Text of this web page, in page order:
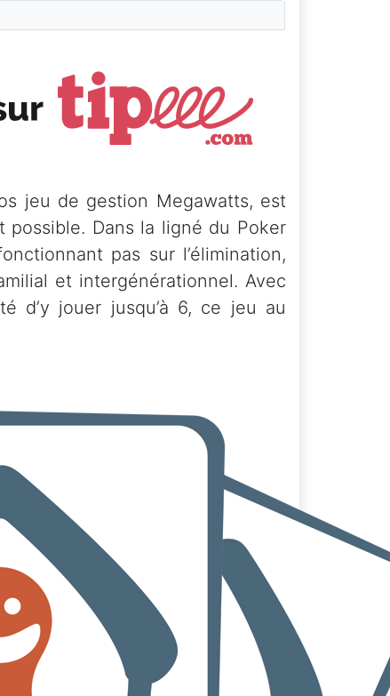
jeu de gestion Megawatts, est
Dans la ligné du Poker
pas sur l’élimination,
et intergénérationnel. Avec
d’y jouer jusqu’à 6, ce jeu au